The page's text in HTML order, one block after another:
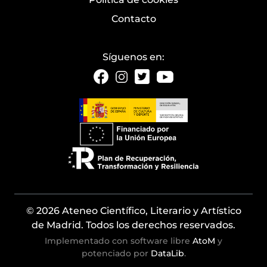
Contacto
Síguenos en:
© 2026 Ateneo Científico, Literario y Artístico
de Madrid. Todos los derechos reservados.
Implementado con software libre AtoM y
potenciado por DataLib.